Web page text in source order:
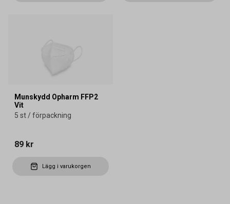
Munskydd Opharm FFP2
Vit
5 st / förpackning
89 kr
Lägg i varukorgen